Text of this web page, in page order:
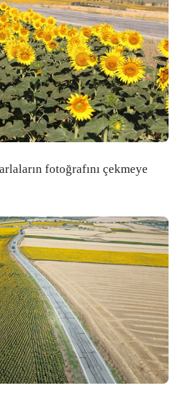
fotoğrafını çekmeye